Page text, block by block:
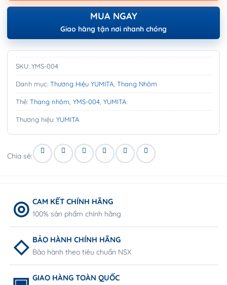
MUA NGAY
Giao hàng tận nơi nhanh chóng
SKU: YMS-004
Danh mục: Thương Hiệu YUMITA Thang Nhôm
Thẻ: Thang nhôm YMS-004 YUMITA
Thương hiệu: YUMITA
Chia sẻ:
CAM KẾT CHÍNH HÃNG
100% sản phẩm chính hãng
BẢO HÀNH CHÍNH HÃNG
Bảo hành theo tiêu chuẩn NSX
GIAO HÀNG TOÀN QUỐC